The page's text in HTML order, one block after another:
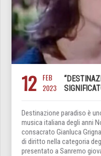
12
FEB
2023
Destinazione paradiso è
musica italiana degli anni
consacrato Gianluca
di diritto nella categoria
presentato a Sanremo